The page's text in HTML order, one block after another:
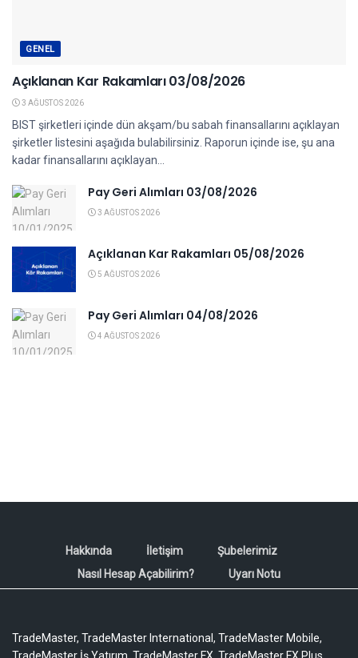
GENEL
Açıklanan Kar Rakamları 03/08/2026
3 AĞUSTOS 2026
BIST şirketleri içinde dün akşam/bu sabah finansallarını açıklayan
şirketler listesini aşağıda bulabilirsiniz. Raporun içinde ise, şu ana
kadar finansallarını açıklayan...
Pay Geri Alımları 03/08/2026
3 AĞUSTOS 2026
Açıklanan Kar Rakamları 05/08/2026
5 AĞUSTOS 2026
Pay Geri Alımları 04/08/2026
4 AĞUSTOS 2026
Hakkında İletişim
Şubelerimiz
Nasıl Hesap Açabilirim?
Uyarı Notu
TradeMaster, TradeMaster International, TradeMaster Mobile,
TradeMaster İş Yatırım, TradeMaster FX, TradeMaster FX Plus,